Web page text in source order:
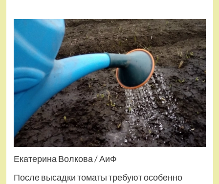
Екатерина Волкова / АиФ
После высадки томаты требуют особенно